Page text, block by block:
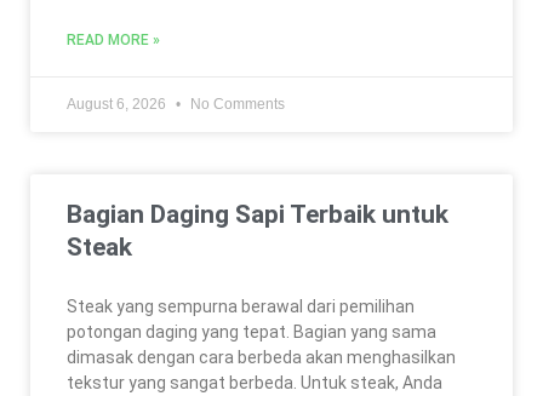
READ MORE »
August 6, 2026 No Comments
Bagian Daging Sapi Terbaik untuk
Steak
Steak yang sempurna berawal dari pemilihan
potongan daging yang tepat. Bagian yang sama
dimasak dengan cara berbeda akan menghasilkan
tekstur yang sangat berbeda. Untuk steak, Anda